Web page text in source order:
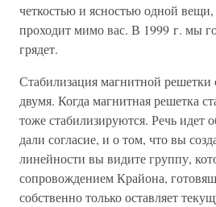
четкостью и ясностью одной
проходит мимо вас. В 1999 г. мы
грядет.
Стабилизация магнитной решетки
двумя. Когда магнитная решетка
тоже стабилизируются. Речь идет
дали согласие, и о том, что вы
линейности вы видите группу,
сопровождением Крайона,
собственно только оставляет